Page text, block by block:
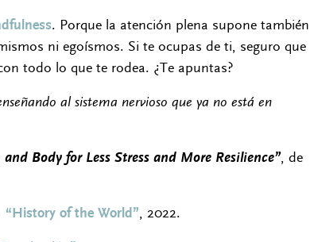
. Porque la atención plena supone también
ni egoísmos. Si te ocupas de ti, seguro que
todo lo que te rodea. ¿Te apuntas?
al sistema nervioso que ya no está en
Body for Less Stress and More Resilience”, de
“History of the World”, 2022.